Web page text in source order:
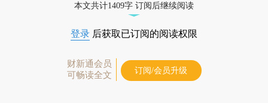
本文共计1409字 订阅后继续阅读
登录 后获取已订阅的阅读权限
财新通会员
可畅读全文
订阅/会员升级